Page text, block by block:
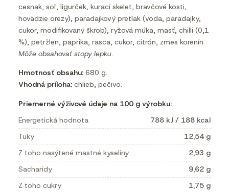
cesnak, soľ, ligurček, kurací skelet, bravčové kosti,
hovädzie orezy), paradajkový pretlak (voda, paradajky,
cukor, modifikovaný škrob), ryžová múka, masť, chilli (0,1
%), petržlen, paprika, rasca, cukor, citrón, zmes korenín.
Môže obsahovať stopy lepku.
Hmotnosť obsahu: 680 g.
Vhodná príloha: chlieb, pečivo.
Priemerné výživové údaje na 100 g výrobku:
Energetická hodnota
788 kJ / 188 kcal
Tuky
12,54 g
Z toho nasýtené mastné kyseliny
2,93 g
Sacharidy
9,62 g
Z toho cukry
1,75 g